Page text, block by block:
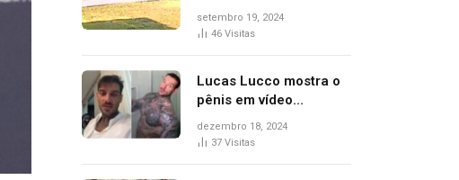
delegado aposentado
durante confusão no
setembro 19, 2024
46 Visitas
Lucas Lucco mostra o
pênis em vídeo
tomando banho, apaga
post e diz ‘foi mal’
dezembro 18, 2024
37 Visitas